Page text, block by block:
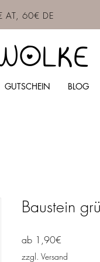
AT, 60€ DE
GUTSCHEIN BLOG
Baustein
ab 1,90€
Preis
zzgl. Versand